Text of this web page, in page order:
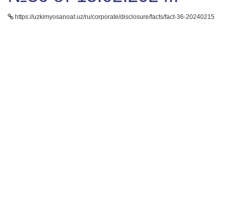
https://uzkimyosanoat.uz/ru/corporate/disclosure/facts/fact-36-20240215